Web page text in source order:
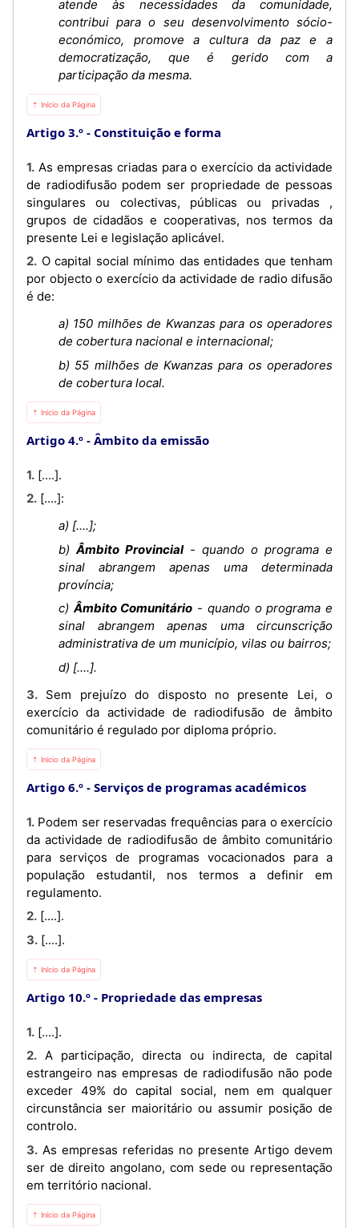
atende às necessidades da comunidade,
contribui para o seu desenvolvimento sócio-
económico, promove a cultura da paz e a
democratização, que é gerido com a
participação da mesma.
⇡ Início da Página
Artigo 3.º Constituição e forma
1. As empresas criadas para o exercício da actividade
de radiodifusão podem ser propriedade de pessoas
singulares ou colectivas, públicas ou privadas ,
grupos de cidadãos e cooperativas, nos termos da
presente Lei e legislação aplicável.
2. O capital social mínimo das entidades que tenham
por objecto o exercício da actividade de radio difusão
é de:
a) 150 milhões de Kwanzas para os operadores
de cobertura nacional e internacional;
b) 55 milhões de Kwanzas para os operadores
de cobertura local.
⇡ Início da Página
Artigo 4.º Âmbito da emissão
1. [....].
2. [....]:
a) [....];
b)Âmbito Provincial- quando o programa e
sinal abrangem apenas uma determinada
província;
c)Âmbito Comunitário - quando o programa e
sinal abrangem apenas uma circunscrição
administrativa de um município, vilas ou bairros;
d) [....].
3. Sem prejuízo do disposto no presente Lei, o
exercício da actividade de radiodifusão de âmbito
comunitário é regulado por diploma próprio.
⇡ Início da Página
Artigo 6.º Serviços de programas académicos
1. Podem ser reservadas frequências para o exercício
da actividade de radiodifusão de âmbito comunitário
para serviços de programas vocacionados para a
população estudantil, nos termos a definir em
regulamento.
2. [....].
3. [....].
⇡ Início da Página
Artigo 10.º Propriedade das empresas
1. [....].
2. A participação, directa ou indirecta, de capital
estrangeiro nas empresas de radiodifusão não pode
exceder 49% do capital social, nem em qualquer
circunstância ser maioritário ou assumir posição de
controlo.
3. As empresas referidas no presente Artigo devem
ser de direito angolano, com sede ou representação
em território nacional.
⇡ Início da Página